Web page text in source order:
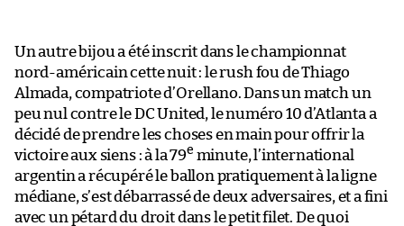
Un autre bijou a été inscrit dans le championnat
nord-américain cette nuit : le rush fou de Thiago
Almada, compatriote d’Orellano. Dans un match un
peu nul contre le DC United, le numéro 10 d’Atlanta a
décidé de prendre les choses en main pour offrir la
victoire aux siens : à la 79e minute, l’international
argentin a récupéré le ballon pratiquement à la ligne
médiane, s’est débarrassé de deux adversaires, et a fini
avec un pétard du droit dans le petit filet. De quoi